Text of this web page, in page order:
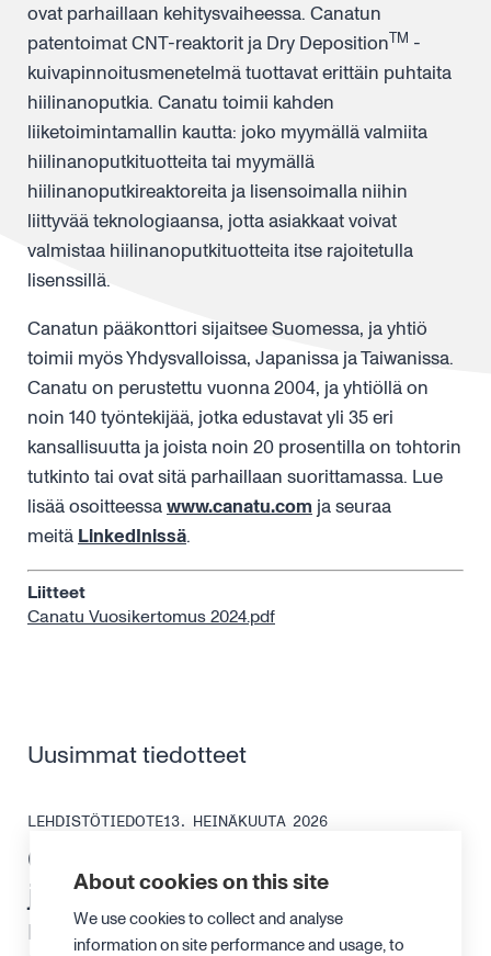
ovat parhaillaan kehitysvaiheessa. Canatun
patentoimat CNT-reaktorit ja Dry DepositionTM -
kuivapinnoitusmenetelmä tuottavat erittäin puhtaita
hiilinanoputkia. Canatu toimii kahden
liiketoimintamallin kautta: joko myymällä valmiita
hiilinanoputkituotteita tai myymällä
hiilinanoputkireaktoreita ja lisensoimalla niihin
liittyvää teknologiaansa, jotta asiakkaat voivat
valmistaa hiilinanoputkituotteita itse rajoitetulla
lisenssillä.
Canatun pääkonttori sijaitsee Suomessa, ja yhtiö
toimii myös Yhdysvalloissa, Japanissa ja Taiwanissa.
Canatu on perustettu vuonna 2004, ja yhtiöllä on
noin 140 työntekijää, jotka edustavat yli 35 eri
kansallisuutta ja joista noin 20 prosentilla on tohtorin
tutkinto tai ovat sitä parhaillaan suorittamassa. Lue
lisää osoitteessawww.canatu.com ja seuraa
meitä LinkedInissä.
Liitteet
Canatu Vuosikertomus 2024.pdf
Uusimmat tiedotteet
LEHDISTÖTIEDOTE13. HEINÄKUUTA 2026
Canatu vahvistaa
johtoryhmäänsä
nimittämällä uuden
About cookies on this site
We use cookies to collect and analyse
information on site performance and usage, to